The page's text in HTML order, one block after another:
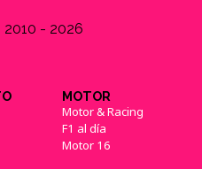
- 2026
MOTOR
Motor & Racing
F1 al día
Motor 16